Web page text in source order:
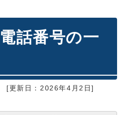
話番号の一
[更新日：2026年4月2日]